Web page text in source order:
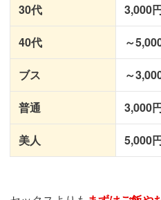
30代 3,000
40代 ～
ブス ～
普通 3,000
美人 5,000